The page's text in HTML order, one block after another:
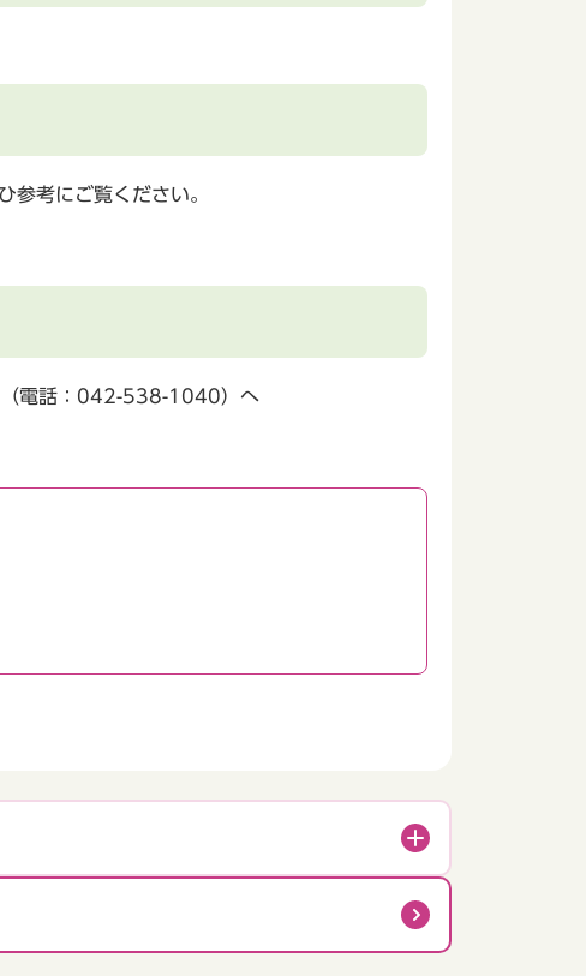
考にご覧ください。
（電話：042-538-1040）へ